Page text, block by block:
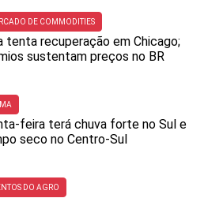
DE COMMODITIES
tenta recuperação em Chicago;
sustentam preços no BR
feira terá chuva forte no Sul e
seco no Centro-Sul
DO AGRO